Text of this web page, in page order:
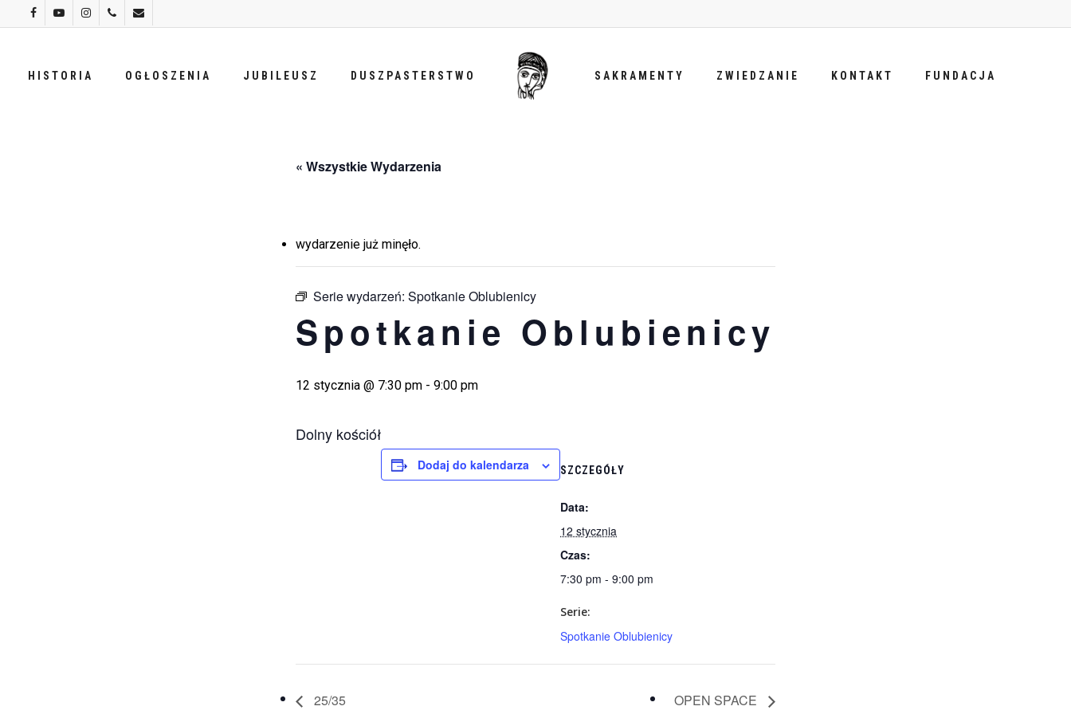
content
facebookyoutubeinstagramphoneemail
HISTORIA OGŁOSZENIA JUBILEUSZ DUSZPASTERSTWO SAKRAMENTY ZWIEDZANIE KONTAKT FUNDACJA
« Wszystkie Wydarzenia
wydarzenie już minęło.
Serie wydarzeń: Spotkanie Oblubienicy
Spotkanie Oblubienicy
12 stycznia @ 7:30 pm - 9:00 pm
Dolny kościół
Dodaj do kalendarza SZCZEGÓŁY
Data:
12 stycznia
Czas:
7:30 pm - 9:00 pm
Serie:
Spotkanie Oblubienicy
25/35 OPEN SPACE